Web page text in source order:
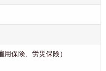
保険、労災保険）